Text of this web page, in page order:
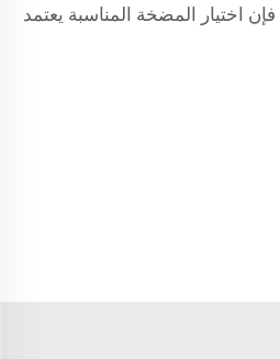
اختيار المضخة المناسبة يعتمد